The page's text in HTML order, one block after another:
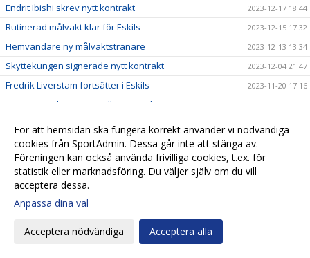
Endrit Ibishi skrev nytt kontrakt 2023-12-17 18:44
Rutinerad målvakt klar för Eskils 2023-12-15 17:32
Hemvändare ny målvaktstränare 2023-12-13 13:34
Skyttekungen signerade nytt kontrakt 2023-12-04 21:47
Fredrik Liverstam fortsätter i Eskils 2023-11-20 17:16
Hampus Stoltz uttagen till Morgondagens stjärnor
Jesper Lernesjö klar för Eskils 2023-11-12 12:45
Årets enda mål gav Eskils fjärdeplatsen 2023-11-11 18:43
Eskils går för fjärdeplatsen 2023-11-10 09:32
”Olli” vill tangera klubbrekordet
FC Trollhättan - Eskilsminne IF
Revanschsugen ”Lunde” skrev på nytt kontrakt
Johan Albin uttagen till Morgondagens stjärnor
För att hemsidan ska fungera korrekt använder vi nödvändiga
cookies från SportAdmin. Dessa går inte att stänga av.
Föreningen kan också använda frivilliga cookies, t.ex. för
statistik eller marknadsföring. Du väljer själv om du vill
acceptera dessa.
Anpassa dina val
Acceptera nödvändiga Acceptera alla